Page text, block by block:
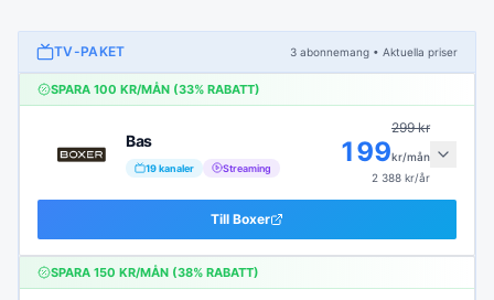
TV-PAKET 3 abonnemang • Aktuella priser
SPARA 100 KR/MÅN (33% RABATT)
Bas
19kanaler Streaming
299kr
199kr/mån
2 388 kr/år
Till Boxer
SPARA 150 KR/MÅN (38% RABATT)